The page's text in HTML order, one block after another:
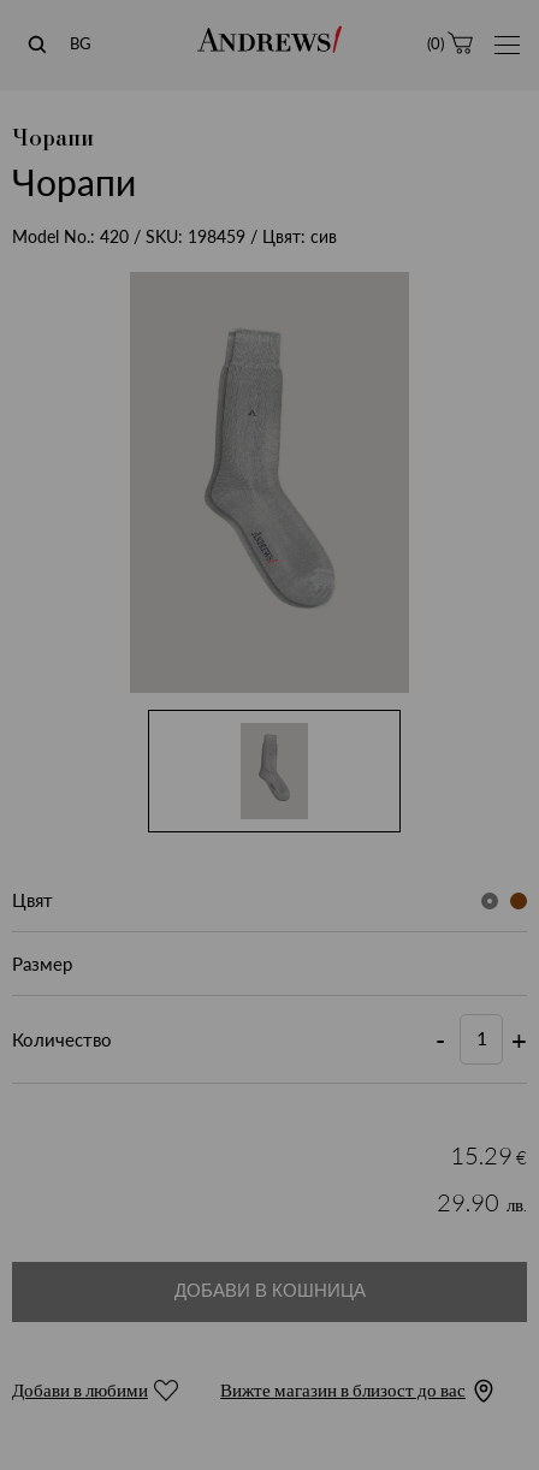
Andrews
BG (0)
Чорапи
Чорапи
Model No.: 420 / SKU: 198459 / Цвят: сив
Цвят
Размер
Количество - +
15.29 €
29.90 лв.
ДОБАВИ В КОШНИЦА
Добави в любими Вижте магазин в близост до вас